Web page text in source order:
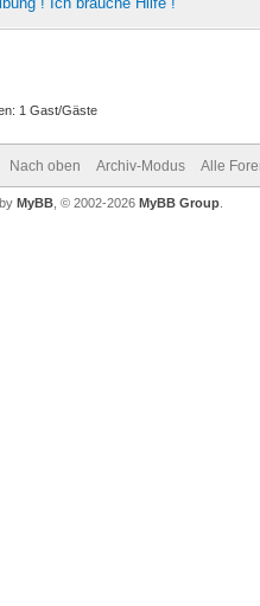
1 Gast/Gäste
Nach oben Archiv-Modus Alle
MyBB , © 2002-2026 MyBB Group